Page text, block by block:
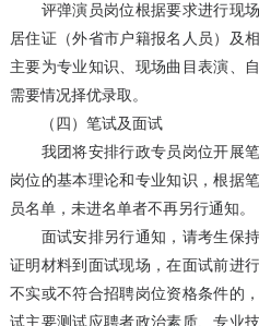
评弹演员岗位根据要求进行现场
居住证（外省市户籍报名人员）及
主要为专业知识、现场曲目表演、
需要情况择优录取。
（四）笔试及面试
我团将安排行政专员岗位开展笔
岗位的基本理论和专业知识，根据
员名单，未进名单者不再另行通知。
面试安排另行通知，请考生保持
证明材料到面试现场，在面试前进
不实或不符合招聘岗位资格条件的
试主要测试应聘者政治素质、专业